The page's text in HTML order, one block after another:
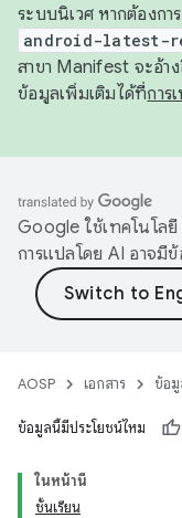
ระบบนิเวศ หากต้องกา
android-latest-
สาขา Manifest จะอ้า
ข้อมูลเพิ่มเติมได้ที่การ
Google ใช้เทคโนโล
การแปลโดย AI อาจมี
AOSP เอกสาร ข้อมู
ข้อมูลนี้มีประโยชน์ไหม
ในหน้านี้
ชั้นเรียน